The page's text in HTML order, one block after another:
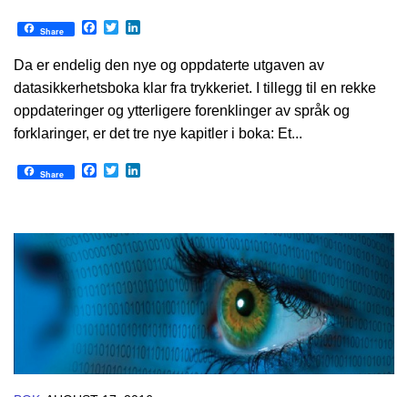
Share Facebook
Twitter
Da er endelig den nye og oppdaterte utgaven av
datasikkerhetsboka klar fra trykkeriet. I tillegg til en rekke
oppdateringer og ytterligere forenklinger av språk og
forklaringer, er det tre nye kapitler i boka: Et...
Share Facebook
Twitter